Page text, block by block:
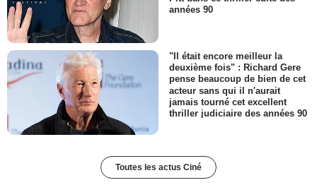
années 90
"Il était encore meilleur la
deuxième fois" : Richard Gere
pense beaucoup de bien de cet
acteur sans qui il n'aurait
jamais tourné cet excellent
thriller judiciaire des années 90
Toutes les actus Ciné